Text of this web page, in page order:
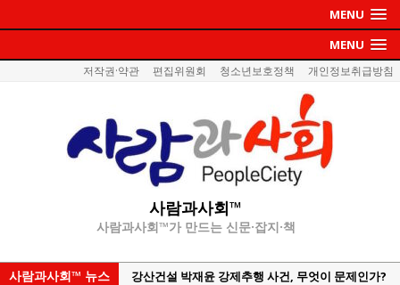
MENU
MENU
저작권·약관 편집위원회 청소년보호정책 개인정보취급방침
사람과사회™
사람과사회™가 만드는 신문·잡지·책
사람과사회™ 뉴스
강산건설 박재윤 강제추행 사건, 무엇이 문제인가?